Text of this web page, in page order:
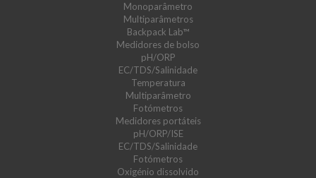
Monoparâmetro
Multiparâmetros
Backpack Lab™
Medidores de bolso
pH/ORP
EC/TDS/Salinidade
Temperatura
Multiparâmetro
Fotómetros
Medidores portáteis
pH/ORP/ISE
EC/TDS/Salinidade
Fotómetros
Oxigénio dissolvido